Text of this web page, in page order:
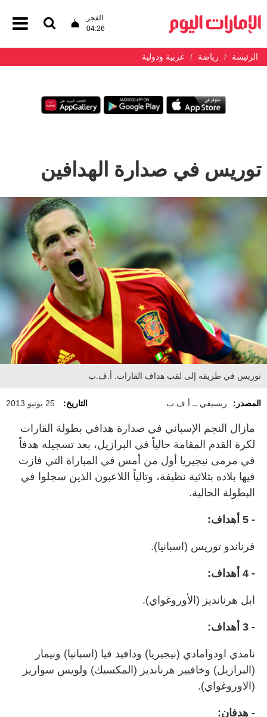
الفجر
04:26
الرئيسة رياضة عربية ودولية
توريس في صدارة الهدافين
توريس في طريقه إلى لقب هداف القارات. أ.ف.ب
المصدر: ريسيفي ــ أ.ف.ب التاريخ: 25 يونيو 2013
مازال النجم الإسباني في صدارة هدافي بطولة القارات
لكرة القدم المقامة حالياً في البرازيل، بعد تسجيله هدفاً
في مرمى نيجيريا أول من أمس في المباراة التي فازت
فيها بلاده بثلاثية نظيفة، وتالياً اللاعبون الذين سجلوا في
البطولة الحالية.
- ‬5 أهداف:
فرناندو توريس (اسبانيا).
- ‬4 أهداف:
ابل هرنانديز (الأوروغواي).
- ‬3 أهداف:
نامدي اودوامادي (نيجيريا) ودافيد فيا (اسبانيا) ونيمار
(البرازيل) وخافيير هرنانديز (المكسيك) ولويس سواريز
(الاوروغواي).
- هدفان: